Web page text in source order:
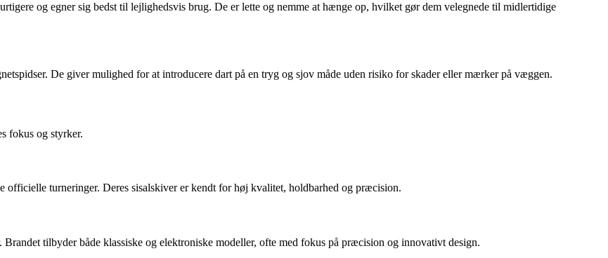
og egner sig bedst til lejlighedsvis brug. De er lette og nemme at hænge op, hvilket gør dem velegnede til midlertidige
De giver mulighed for at introducere dart på en tryg og sjov måde uden risiko for skader eller mærker på væggen.
fokus og styrker.
officielle turneringer. Deres sisalskiver er kendt for høj kvalitet, holdbarhed og præcision.
tilbyder både klassiske og elektroniske modeller, ofte med fokus på præcision og innovativt design.